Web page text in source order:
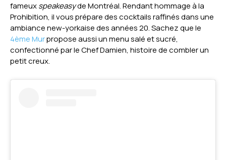
fameuxspeakeasyde Montréal. Rendant hommage à la
Prohibition, il vous prépare des cocktails raffinés dans une
ambiance new-yorkaise des années 20. Sachez que le
4ème Murpropose aussi un menu salé et sucré,
confectionné par le Chef Damien, histoire de combler un
petit creux.